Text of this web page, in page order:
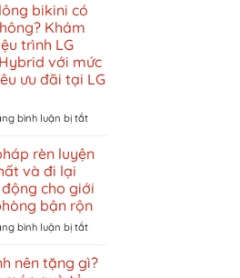
NỮ
NAM
đặt
vé
vui
trí
Singapore
trên
bikini có
Khám
trình LG
với mức
ưu đãi tại LG
bình luận bị tắtở
lông
đắt
không?
Khám
liệu
trình
rèn luyện
và đi lại
cho giới
bận rộn
bình luận bị tắtở
pháp
nên tặng gì?